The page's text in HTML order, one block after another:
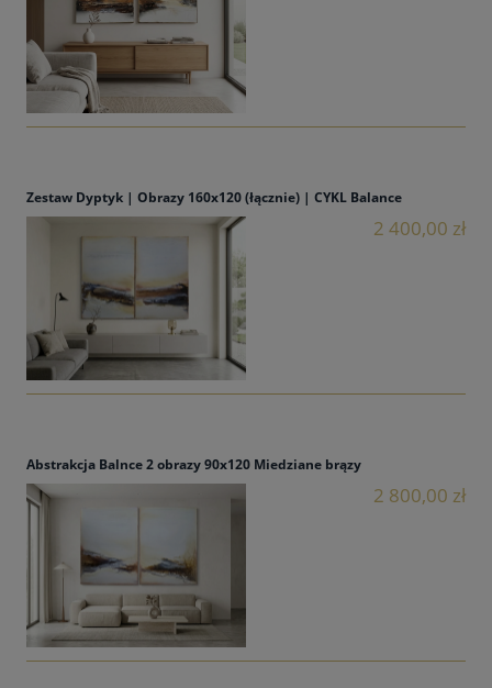
Zestaw Dyptyk | Obrazy 160x120 (łącznie) | CYKL Balance
2 400,00 zł
Abstrakcja Balnce 2 obrazy 90x120 Miedziane brązy
2 800,00 zł